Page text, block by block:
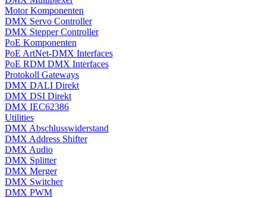
Motor Komponenten
DMX Servo Controller
DMX Stepper Controller
PoE Komponenten
PoE ArtNet-DMX Interfaces
PoE RDM DMX Interfaces
Protokoll Gateways
DMX DALI Direkt
DMX DSI Direkt
DMX IEC62386
Utilities
DMX Abschlusswiderstand
DMX Address Shifter
DMX Audio
DMX Splitter
DMX Merger
DMX Switcher
DMX PWM